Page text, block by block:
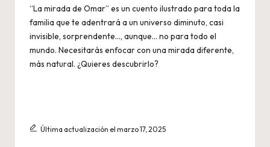
“La mirada de Omar” es un cuento ilustrado para toda la
familia que te adentrará a un universo diminuto, casi
invisible, sorprendente…, aunque… no para todo el
mundo. Necesitarás enfocar con una mirada diferente,
más natural. ¿Quieres descubrirlo?
Última actualización el marzo 17, 2025